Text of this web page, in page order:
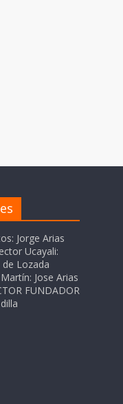
Jorge Arias
Ucayali:
Lozada
Jose Arias
FUNDADOR